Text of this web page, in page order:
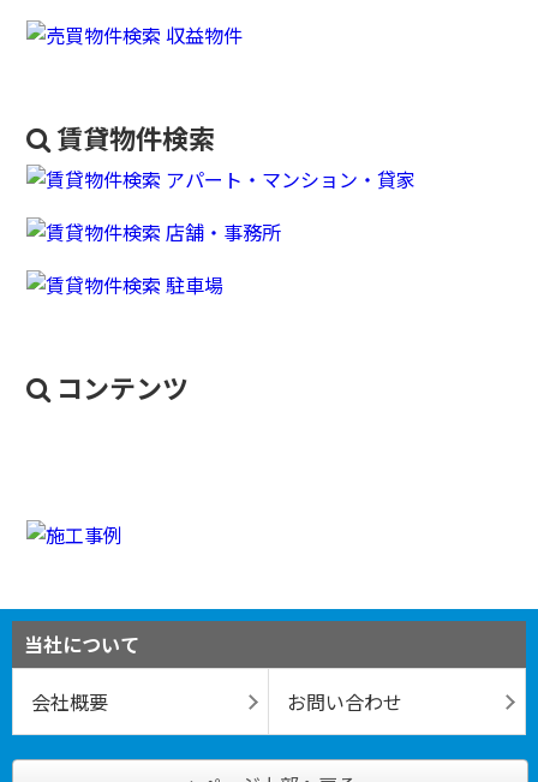
賃貸物件検索
コンテンツ
当社について
会社概要
お問い合わせ